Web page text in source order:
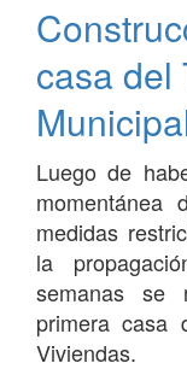
el
edificio
1º
mayo
y
casa del
Luego de
medidas
la
semanas se
primera casa
Viviendas.